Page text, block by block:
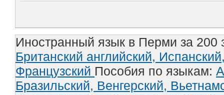
Иностранный язык в Перми за 200
Британский английский,
Французский Пособия по языкам:
Бразильский, Венгерский,